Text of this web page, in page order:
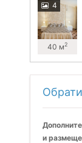
4
40 м2
и